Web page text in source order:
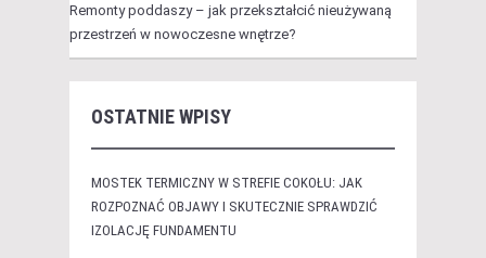
Remonty poddaszy – jak przekształcić nieużywaną
przestrzeń w nowoczesne wnętrze?
OSTATNIE WPISY
MOSTEK TERMICZNY W STREFIE COKOŁU: JAK
ROZPOZNAĆ OBJAWY I SKUTECZNIE SPRAWDZIĆ
IZOLACJĘ FUNDAMENTU